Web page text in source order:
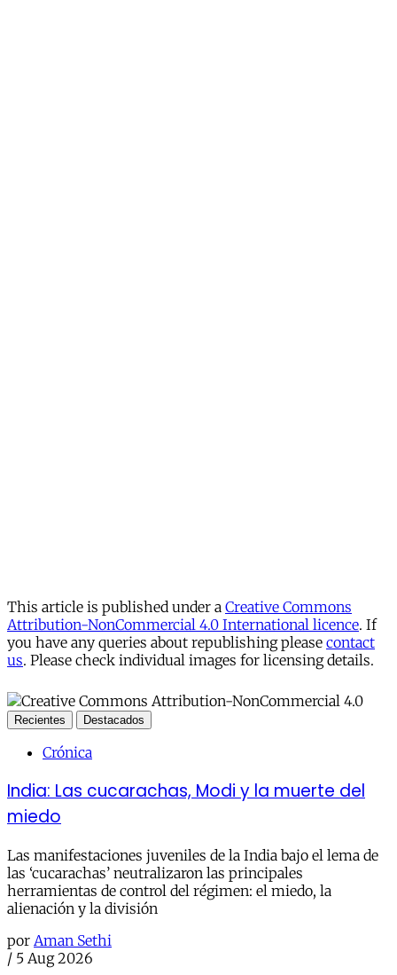
This article is published under a Creative Commons
Attribution-NonCommercial 4.0 International licence. If
you have any queries about republishing please contact
us. Please check individual images for licensing details.
Recientes Destacados
Crónica
India: Las cucarachas, Modi y la muerte del
miedo
Las manifestaciones juveniles de la India bajo el lema de
las ‘cucarachas’ neutralizaron las principales
herramientas de control del régimen: el miedo, la
alienación y la división
por Aman Sethi
/ 5 Aug 2026